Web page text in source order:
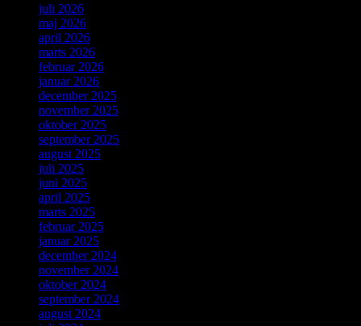
juli 2026
maj 2026
april 2026
marts 2026
februar 2026
januar 2026
december 2025
november 2025
oktober 2025
september 2025
august 2025
juli 2025
juni 2025
april 2025
marts 2025
februar 2025
januar 2025
december 2024
november 2024
oktober 2024
september 2024
august 2024